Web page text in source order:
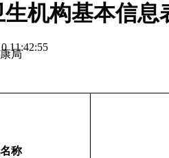
机构基本信息
11:42:55
局
称